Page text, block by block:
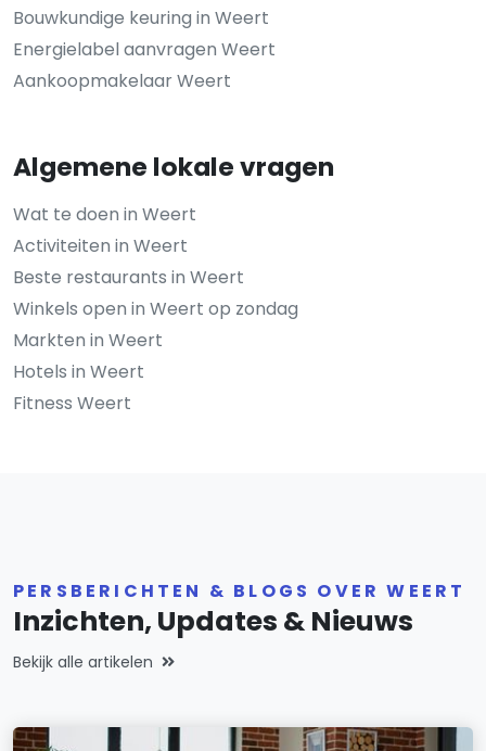
Bouwkundige keuring in Weert
Energielabel aanvragen Weert
Aankoopmakelaar Weert
Algemene lokale vragen
Wat te doen in Weert
Activiteiten in Weert
Beste restaurants in Weert
Winkels open in Weert op zondag
Markten in Weert
Hotels in Weert
Fitness Weert
PERSBERICHTEN & BLOGS OVER WEERT
Inzichten, Updates & Nieuws
Bekijk alle artikelen